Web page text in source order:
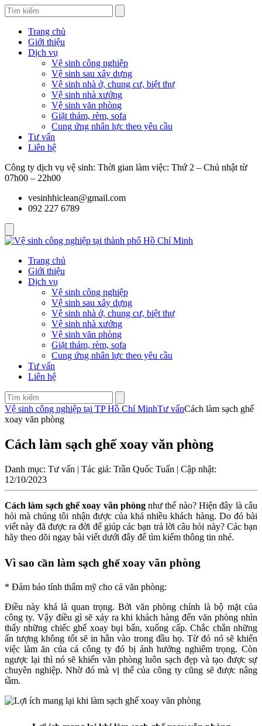
Trang chủ
Giới thiệu
Dịch vụ
Vệ sinh công nghiệp
Vệ sinh sau xây dựng
Vệ sinh nhà ở, chung cư, biệt thự
Vệ sinh nhà xưởng
Vệ sinh văn phòng
Giặt thảm, rèm, sofa
Cung ứng nhân lực theo yêu cầu
Tư vấn
Liên hệ
Công ty dịch vụ vệ sinh: Thời gian làm việc: Thứ 2 – Chủ nhật từ
07h00 – 22h00
vesinhhiclean@gmail.com
092 227 6789
Trang chủ
Giới thiệu
Dịch vụ
Vệ sinh công nghiệp
Vệ sinh sau xây dựng
Vệ sinh nhà ở, chung cư, biệt thự
Vệ sinh nhà xưởng
Vệ sinh văn phòng
Giặt thảm, rèm, sofa
Cung ứng nhân lực theo yêu cầu
Tư vấn
Liên hệ
Vệ sinh công nghiệp tại TP Hồ Chí MinhTư vấnCách làm sạch ghế
xoay văn phòng
Cách làm sạch ghế xoay văn phòng
Danh mục: Tư vấn | Tác giả: Trần Quốc Tuấn | Cập nhật:
12/10/2023
Cách làm sạch ghế xoay văn phòngnhư thế nào? Hiện đây là câu
hỏi mà chúng tôi nhận được của khá nhiều khách hàng. Do đó bài
viết này đã được ra đời để giúp các bạn trả lời câu hỏi này? Các bạn
hãy theo dõi ngay bài viết dưới đây để tìm kiếm thông tin nhé.
Vì sao cần làm sạch ghế xoay văn phòng
* Đảm bảo tính thẩm mỹ cho cả văn phòng:
Điều này khá là quan trọng. Bởi văn phòng chính là bộ mặt của
công ty. Vậy điều gì sẽ xảy ra khi khách hàng đến văn phòng nhìn
thấy những chiếc ghế xoay bụi bẩn, xuống cấp. Chắc chắn những
ấn tượng không tốt sẽ in hằn vào trong đầu họ. Từ đó nó sẽ khiến
việc làm ăn của cả công ty đó bị ảnh hưởng nghiêm trọng. Còn
ngược lại thì nó sẽ khiến văn phòng luôn sạch đẹp và tạo được sự
chuyên nghiệp. Nhờ đó mà vị thế của công ty cũng sẽ được nâng
tầm.